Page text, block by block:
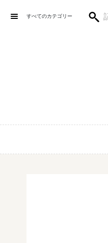
すべてのカテゴリー